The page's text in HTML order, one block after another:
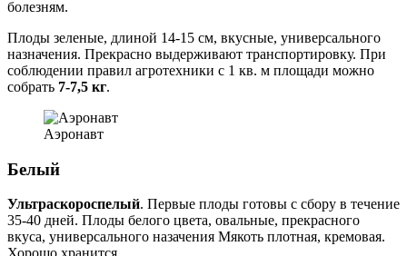
болезням.
Плоды зеленые, длиной 14-15 см, вкусные, универсального
назначения. Прекрасно выдерживают транспортировку. При
соблюдении правил агротехники с 1 кв. м площади можно
собрать 7-7,5 кг.
Аэронавт
Белый
Ультраскороспелый. Первые плоды готовы с сбору в течение
35-40 дней. Плоды белого цвета, овальные, прекрасного
вкуса, универсального назачения Мякоть плотная, кремовая.